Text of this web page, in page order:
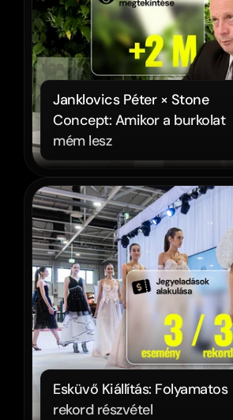
Janklovics Péter × Stone
Concept: Amikor a burkolat
mém lesz
Esküvő Kiállítás: Folyamatos
rekord részvétel